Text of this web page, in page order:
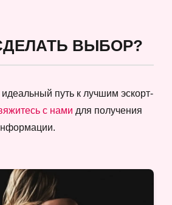
ВЫБОР?
путь к лучшим эскорт-
с нами для получения